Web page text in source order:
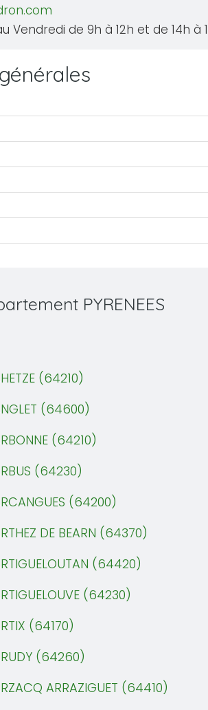
Vendredi de 9h à 12h et de 14h à
PYRENEES
(64210)
(64600)
(64210)
(64230)
(64200)
DE BEARN (64370)
(64420)
(64230)
(64170)
(64260)
ARRAZIGUET (64410)